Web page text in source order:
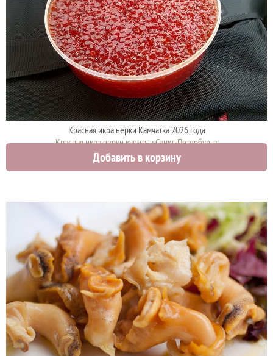
Красная икра нерки Камчатка 2026 года
Красная икра нерки купить в Санкт-Петербурге
3750 руб.
Добавить в корзину